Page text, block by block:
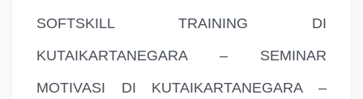
SOFTSKILL TRAINING DI
KUTAIKARTANEGARA – SEMINAR
MOTIVASI DI KUTAIKARTANEGARA –